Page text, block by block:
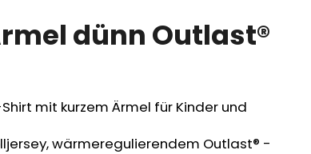
dünn Outlast®
mit kurzem Ärmel für Kinder und
wärmeregulierendem Outlast® -